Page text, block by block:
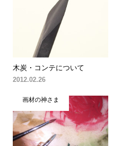
木炭・コンテについて
2012.02.26
画材の神さま